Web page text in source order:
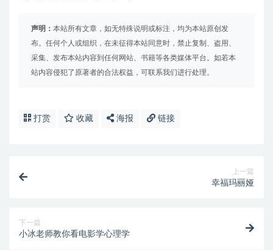
声明： 本站所有文章，如无特殊说明或标注，均为本站原创发
布。任何个人或组织，在未征得本站同意时，禁止复制、盗用、
采集、发布本站内容到任何网站、书籍等各类媒体平台。如若本
站内容侵犯了原著者的合法权益，可联系我们进行处理。
打赏 收藏 海报 链接
上一篇
幸福玛丽娅
下一篇
小冰老师教你看电影学心理学